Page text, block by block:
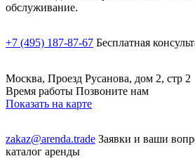
обслуживание.
+7 (495) 187-87-67 Бесплатная
Москва, Проезд Русанова, дом 2, стр 2
Время работы Позвоните нам
Показать на карте
zakaz@arenda.trade Заявки и ваши
каталог аренды